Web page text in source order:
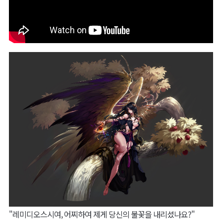
"레미디오스시여, 어찌하여 제게 당신의 불꽃을 내리셨나요?"